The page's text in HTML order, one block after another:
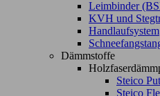
Leimbinder
KVH und
Handlaufsystem
Dämmstoffe
Steico
Steico